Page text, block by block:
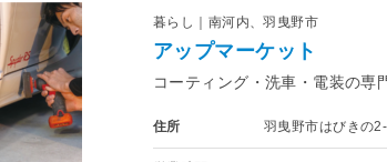
暮らし｜南河内、羽曳野市
アップマーケット
コーティング・洗車・電装の専
住所 羽曳野市はびきの